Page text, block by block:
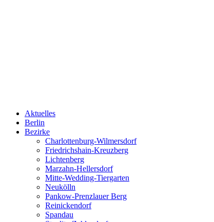
Aktuelles
Berlin
Bezirke
Charlottenburg-Wilmersdorf
Friedrichshain-Kreuzberg
Lichtenberg
Marzahn-Hellersdorf
Mitte-Wedding-Tiergarten
Neukölln
Pankow-Prenzlauer Berg
Reinickendorf
Spandau